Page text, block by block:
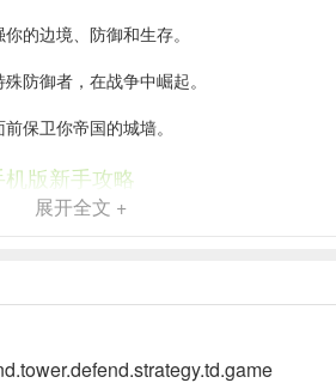
的边境、防御和生存。
防御者，在战争中崛起。
保卫你帝国的城墙。
版新手攻略
悉一下基本操作。
进行攻击。
展开全文 +